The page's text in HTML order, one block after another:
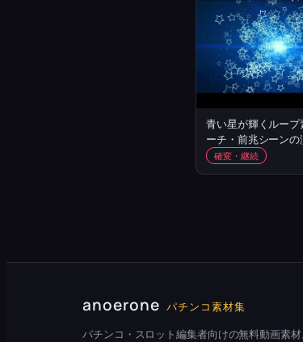
青い星が輝くループ
ーチ・前兆シーンの
確変・継続
anoerone パチンコ素材集
パチンコ・スロット編集者向けの無料動画素材